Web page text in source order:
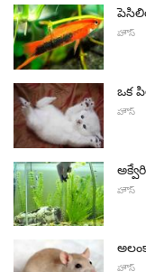
హౌస్
ఒక
హౌస్
హౌస్
హౌస్